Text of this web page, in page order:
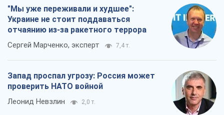
"Мы уже переживали и худшее":
Украине не стоит поддаваться
отчаянию из-за ракетного террора
Сергей Марченко, эксперт 7,4 т.
Запад проспал угрозу: Россия может
проверить НАТО войной
Леонид Невзлин 2,0 т.